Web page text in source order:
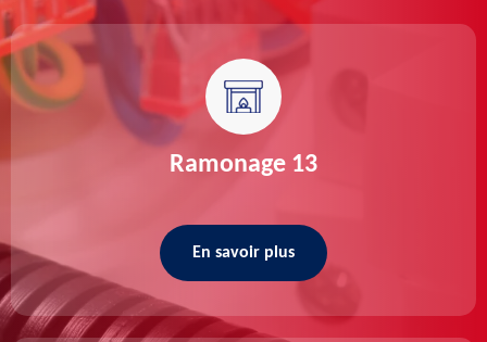
Ramonage 13
En savoir plus